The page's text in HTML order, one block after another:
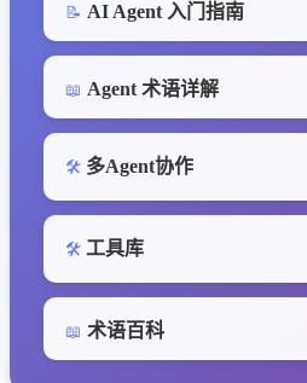
📝 AI Agent 入门指南
📖 Agent 术语详解
🛠️ 多Agent协作
🛠️ 工具库
📖 术语百科